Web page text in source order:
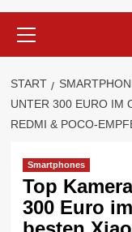
Menü
START
UNTER 300 EURO IM
REDMI & POCO-
Smartphones
Top
300 Euro